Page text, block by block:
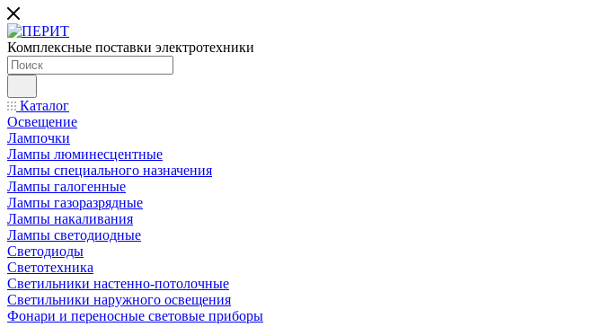
Комплексные поставки электротехники
Каталог
Освещение
Лампочки
Лампы люминесцентные
Лампы специального назначения
Лампы галогенные
Лампы газоразрядные
Лампы накаливания
Лампы светодиодные
Светодиоды
Светотехника
Светильники настенно-потолочные
Светильники наружного освещения
Фонари и переносные световые приборы